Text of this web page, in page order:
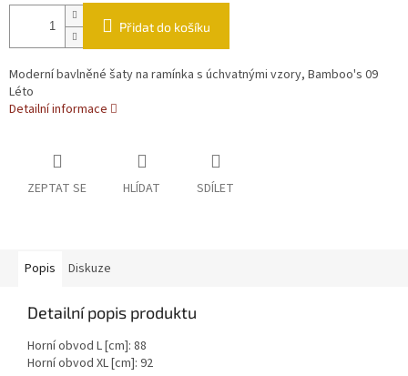
Přidat do košíku
Moderní bavlněné šaty na ramínka s úchvatnými vzory, Bamboo's 09
Léto
Detailní informace
ZEPTAT SE HLÍDAT SDÍLET
Popis Diskuze
Detailní popis produktu
Horní obvod L [cm]: 88
Horní obvod XL [cm]: 92